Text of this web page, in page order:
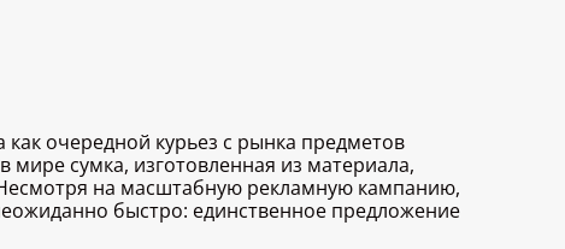
очередной курьез с рынка предметов
сумка, изготовленная из материала,
на масштабную рекламную кампанию,
быстро: единственное предложение